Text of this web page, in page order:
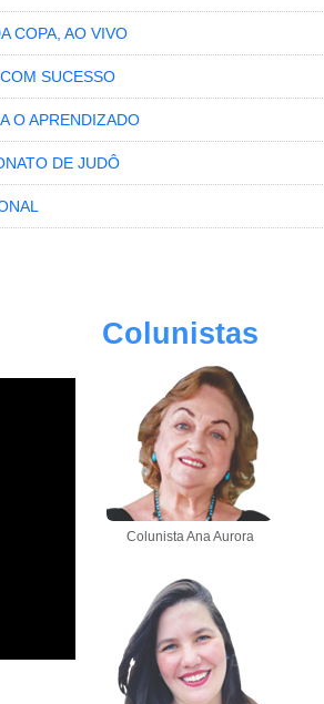
COPA, AO VIVO
SUCESSO
O APRENDIZADO
DE JUDÔ
Colunistas
Colunista Ana Aurora